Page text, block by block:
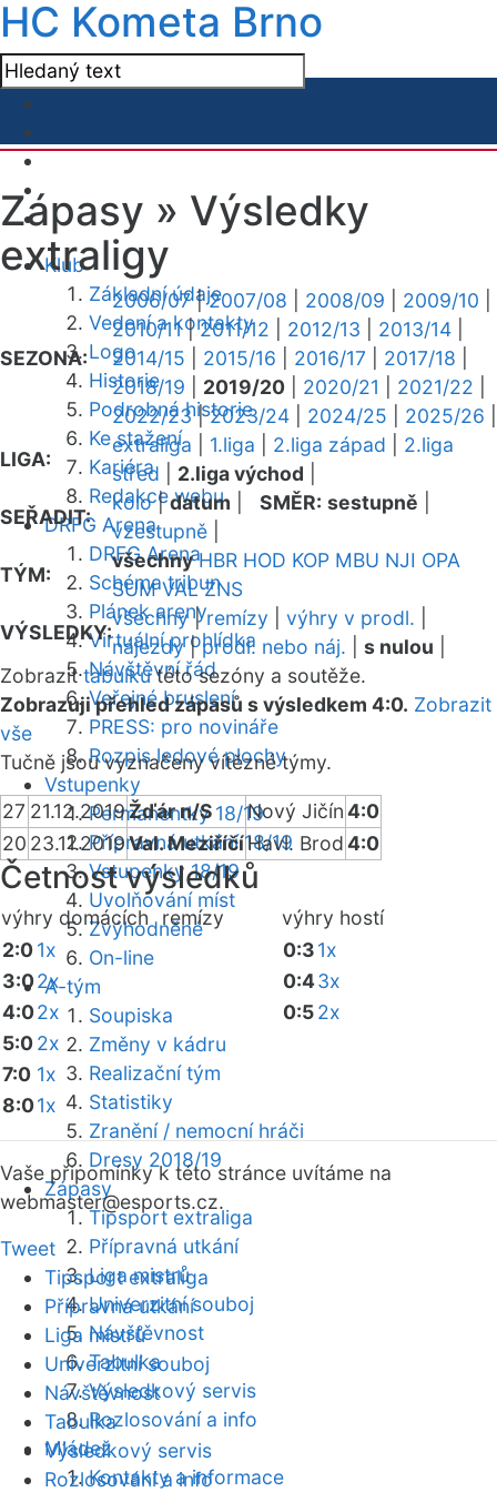
HC Kometa Brno
Klub
Základní údaje
Vedení a kontakty
Logo
Historie
Podrobná historie
Ke stažení
Kariéra
Redakce webu
DRFG Arena
DRFG Arena
Schéma tribun
Plánek areny
Virtuální prohlídka
Návštěvní řád
Veřejné bruslení
PRESS: pro novináře
Rozpis ledové plochy
Vstupenky
Permanentky 18/19
Přípravná utkání 18/19
Vstupenky 18/19
Uvolňování míst
Zvýhodněné
On-line
A-tým
Soupiska
Změny v kádru
Realizační tým
Statistiky
Zranění / nemocní hráči
Dresy 2018/19
Zápasy
Tipsport extraliga
Přípravná utkání
Liga mistrů
Univerzitní souboj
Návštěvnost
Tabulka
Výsledkový servis
Rozlosování a info
Mládež
Kontakty a informace
Zápasy » Výsledky
extraligy
SEZONA:
2006/07|2007/08 2008/09 2009/10
2010/11|2011/12 2012/13 2013/14
2014/15
2015/16 2016/17 2017/18
2018/19
2019/20 2020/21 2021/22
2022/23|2023/24 2024/25 2025/26
LIGA:
extraliga 1.liga 2.liga západ
2.liga
střed
2.liga východ
SEŘADIT:
kolo|datum SMĚR: sestupně
vzestupně
TÝM:
všechny HBR HOD KOP MBU NJI OPA
SUM VAL ZNS
VÝSLEDKY:
všechny|remízy výhry v prodl.
nájezdy|prodl. nebo náj. s nulou
Zobrazittabulkutéto sezóny a soutěže.
Zobrazuji přehled zápasů s výsledkem 4:0. Zobrazit
vše
Tučně jsou vyznačeny vítězné týmy.
27 21.12.2019Žďár n/S Nový Jičín4:0
20 23.11.2019Val. MeziříčíHavl. Brod4:0
Četnost výsledků
výhry domácích remízy výhry hostí
2:01x
3:02x
4:02x
5:02x
7:0 1x
8:01x
0:31x
0:43x
0:52x
Vaše připomínky k této stránce uvítáme na
webmaster@esports.cz.
Tweet
Tipsport extraliga
Přípravná utkání
Liga mistrů
Univerzitní souboj
Návštěvnost
Tabulka
Výsledkový servis
Rozlosování a info